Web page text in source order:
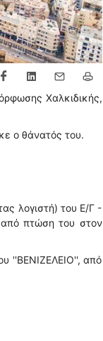
Χαλκιδικής,
ο θάνατός του.
λογιστή) του Ε/Γ -
από πτώση του στον
''ΒΕΝΙΖΕΛΕΙΟ'', από